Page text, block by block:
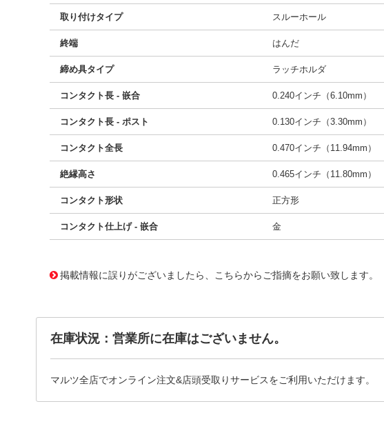
取り付けタイプ スルーホール
終端 はんだ
締め具タイプ ラッチホルダ
コンタクト長 - 嵌合 0.240インチ（6.10mm）
コンタクト長 - ポスト 0.130インチ（3.30mm）
コンタクト全長 0.470インチ（11.94mm）
絶縁高さ 0.465インチ（11.80mm）
コンタクト形状 正方形
コンタクト仕上げ - 嵌合 金
掲載情報に誤りがございましたら、こちらからご指摘をお願い致します。
在庫状況：営業所に在庫はございません。
マルツ全店でオンライン注文&店頭受取りサービスをご利用いただけます。